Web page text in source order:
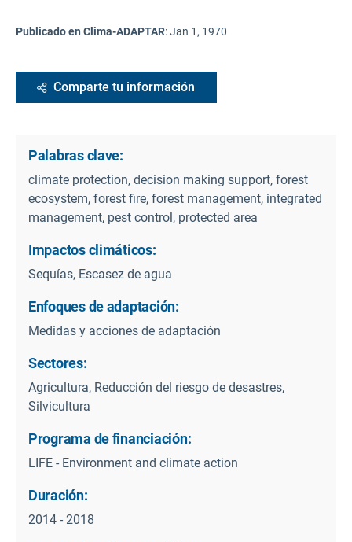
Publicado en Clima-ADAPTAR:Jan 1, 1970
Comparte tu información
Palabras clave:
climate protection, decision making support, forest
ecosystem, forest fire, forest management, integrated
management, pest control, protected area
Impactos climáticos:
Sequías, Escasez de agua
Enfoques de adaptación:
Medidas y acciones de adaptación
Sectores:
Agricultura, Reducción del riesgo de desastres,
Silvicultura
Programa de financiación:
LIFE - Environment and climate action
Duración:
2014 - 2018